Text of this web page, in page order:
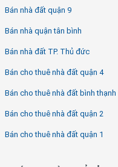
Bán nhà đất quận 9
Bán nhà quận tân bình
Bán nhà đất TP. Thủ đức
Bán cho thuê nhà đất quận 4
Bán cho thuê nhà đất bình thạnh
Bán cho thuê nhà đất quận 2
Bán cho thuê nhà đất quận 1